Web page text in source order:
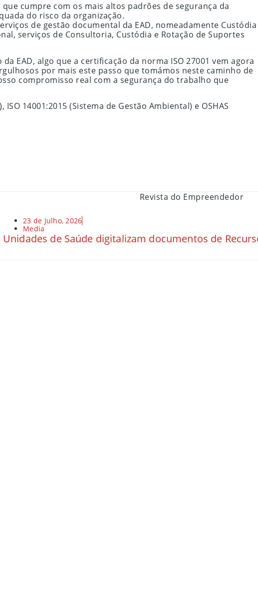
cumpre com os mais altos padrões de segurança da
do risco da organização.
de gestão documental da EAD, nomeadamente Custódia
serviços de Consultoria, Custódia e Rotação de Suportes
EAD, algo que a certificação da norma ISO 27001 vem agora
por mais este passo que tomámos neste caminho de
compromisso real com a segurança do trabalho que
14001:2015 (Sistema de Gestão Ambiental) e OSHAS
23 de Julho, 2026
Media
Unidades de Saúde digitalizam documentos de